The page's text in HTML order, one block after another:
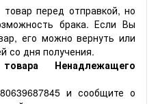
перед отправкой, но
брака. Если Вы
его можно вернуть или
со дня получения.
Ненадлежащего
и сообщите о